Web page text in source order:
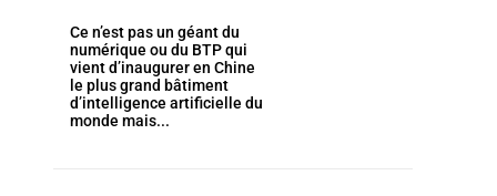
Ce n’est pas un géant du
numérique ou du BTP qui
vient d’inaugurer en Chine
le plus grand bâtiment
d’intelligence artificielle du
monde mais...